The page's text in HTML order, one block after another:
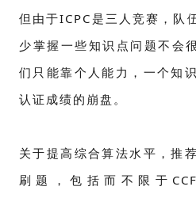
但由于ICPC是三人竞赛，队
少掌握一些知识点问题不会
们只能靠个人能力，一个知
认证成绩的崩盘。
关于提高综合算法水平，推
刷题，包括而不限于